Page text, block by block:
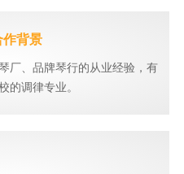
作背景
厂、品牌琴行的从业经验，有
的调律专业。